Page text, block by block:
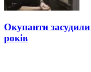
Окупанти
років